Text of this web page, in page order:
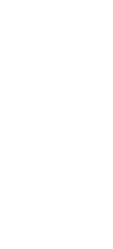
der Services;
der Services im
,
Provider- oder
von Materialien, die
geistigen Eigentum oder
verstoßen oder die illegal,
oder beleidigend sind
von Dritten verletzen;
die Softwareviren
Computercodes,
wie Trojaner, Würmer
auf
Netzwerks,
über die
Zugriff auf